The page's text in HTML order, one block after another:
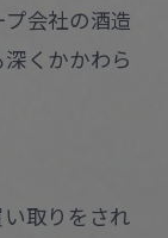
会社の酒造
くかかわら
取りをされ